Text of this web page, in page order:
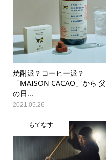
焼酎派？コーヒー派？
「MAISON CACAO」から 父
の日...
2021.05.26
もてなす